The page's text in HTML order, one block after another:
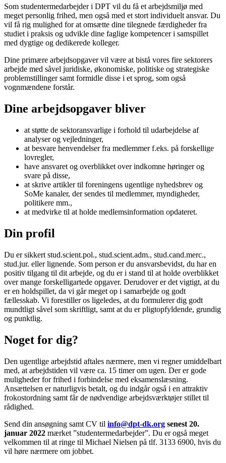
Som studentermedarbejder i DPT vil du få et arbejdsmiljø med
meget personlig frihed, men også med et stort individuelt ansvar. Du
vil få rig mulighed for at omsætte dine tilegnede færdigheder fra
studiet i praksis og udvikle dine faglige kompetencer i samspillet
med dygtige og dedikerede kolleger.
Dine primære arbejdsopgaver vil være at bistå vores fire sektorers
arbejde med såvel juridiske, økonomiske, politiske og strategiske
problemstillinger samt formidle disse i et sprog, som også
vognmændene forstår.
Dine arbejdsopgaver bliver
at støtte de sektoransvarlige i forhold til udarbejdelse af
analyser og vejledninger,
at besvare henvendelser fra medlemmer f.eks. på forskellige
lovregler,
have ansvaret og overblikket over indkomne høringer og
svare på disse,
at skrive artikler til foreningens ugentlige nyhedsbrev og
SoMe kanaler, der sendes til medlemmer, myndigheder,
politikere mm.,
at medvirke til at holde medlemsinformation opdateret.
Din profil
Du er sikkert stud.scient.pol., stud.scient.adm., stud.cand.merc.,
stud.jur. eller lignende. Som person er du ansvarsbevidst, du har en
positiv tilgang til dit arbejde, og du er i stand til at holde overblikket
over mange forskelligartede opgaver. Derudover er det vigtigt, at du
er en holdspillet, da vi går meget op i samarbejde og godt
fællesskab. Vi forestiller os ligeledes, at du formulerer dig godt
mundtligt såvel som skriftligt, samt at du er pligtopfyldende, grundig
og punktlig.
Noget for dig?
Den ugentlige arbejdstid aftales nærmere, men vi regner umiddelbart
med, at arbejdstiden vil være ca. 15 timer om ugen. Der er gode
muligheder for frihed i forbindelse med eksamenslæsning.
Ansættelsen er naturligvis betalt, og du indgår også i en attraktiv
frokostordning samt får de nødvendige arbejdsværktøjer stillet til
rådighed.
Send din ansøgning samt CV til info@dpt-dk.org senest 20.
januar 2022 mærket ”studentermedarbejder”. Du er også meget
velkommen til at ringe til Michael Nielsen på tlf. 3133 6900, hvis du
vil høre nærmere om jobbet.